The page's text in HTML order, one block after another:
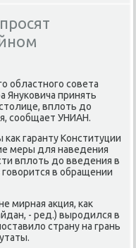
областного совета
Януковича принять
вплоть до
сообщает УНИАН.
гаранту Конституции
меры для наведения
вплоть до введения в
в обращении
мирная акция, как
- ред.) выродился в
страну на грань